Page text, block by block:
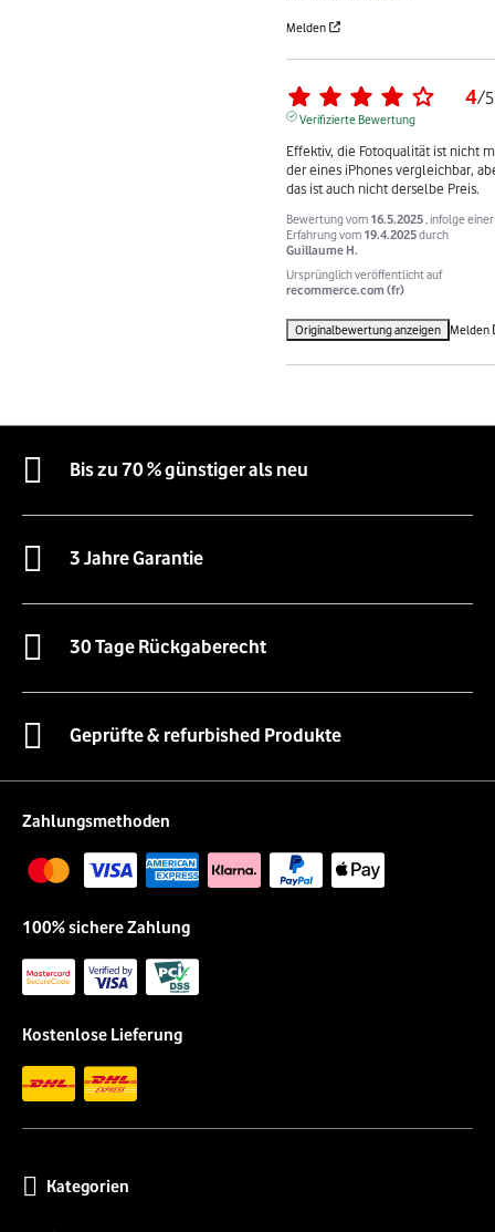
Melden
4/5
Verifizierte Bewertung
Effektiv, die Fotoqualität ist nicht
der eines iPhones vergleichbar,
das ist auch nicht derselbe Preis.
Bewertung vom 16.5.2025 , infolge einer
Erfahrung vom 19.4.2025durch
Guillaume H.
Ursprünglich veröffentlicht auf
recommerce.com (fr)
Originalbewertung anzeigen Melden
Bis zu 70 % günstiger als neu
3 Jahre Garantie
30 Tage Rückgaberecht
Geprüfte & refurbished Produkte
Zahlungsmethoden
100% sichere Zahlung
Kostenlose Lieferung
Kategorien